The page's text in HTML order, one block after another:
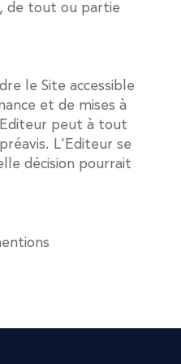
de tout ou partie
le Site accessible
et de mises à
peut à tout
L'Editeur se
décision pourrait